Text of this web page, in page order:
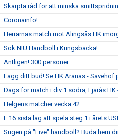
Skärpta råd för att minska
Coronainfo!
Herrarnas match mot Alingsås HK
Sök NIU Handboll i Kungsbacka!
Äntligen! 300 personer....
Lägg ditt bud! Se HK Aranäs - Sävehof
Dags för match i div 1 södra, Fjärås HK
Helgens matcher vecka 42
F 16 sista lag att spela steg 1 i årets
Sugen på "Live" handboll? Buda hem